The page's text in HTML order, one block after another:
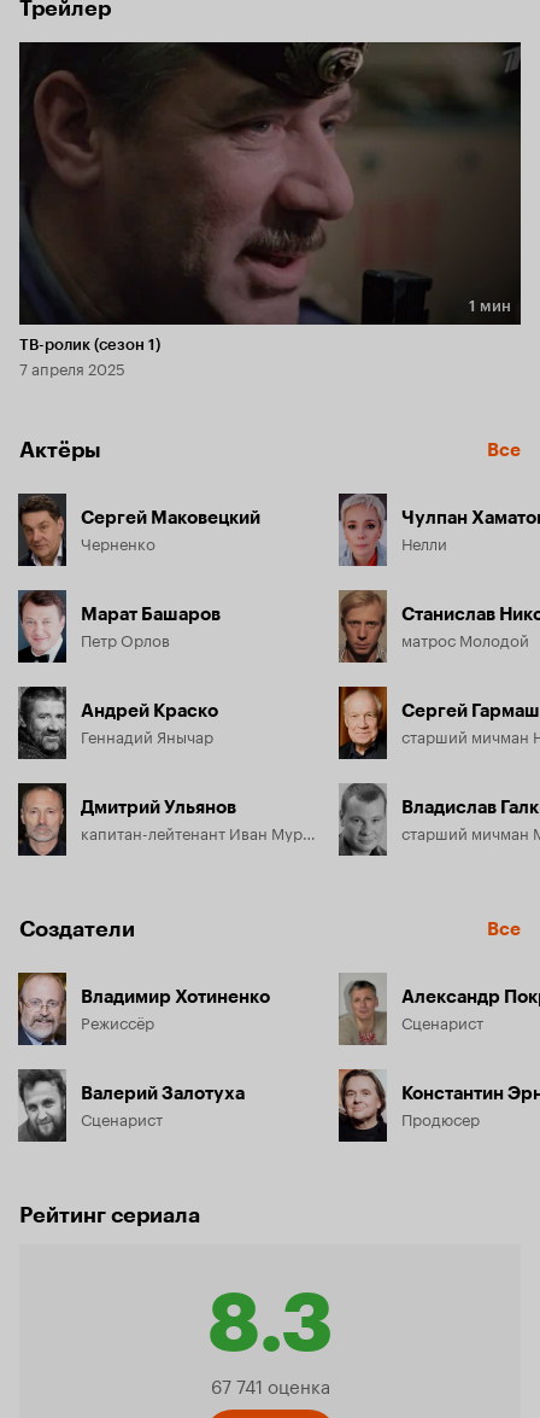
Трейлер
Длительность 1 мин
1 мин
ТВ-ролик (сезон 1)
7 апреля 2025
Актёры Все
Сергей Маковецкий
Черненко
Марат Башаров
Петр Орлов
Андрей Краско
Геннадий Янычар
Дмитрий Ульянов
Чулпан
Нелли
Станислав
матрос Молодой
Сергей Гармаш
Владислав
старший мичман
Создатели Все
Владимир Хотиненко
Режиссёр
Валерий Залотуха
Сценарист
Александр
Сценарист
Константин
Продюсер
Рейтинг сериала
8.3
Рейтинг
67 741 оценка